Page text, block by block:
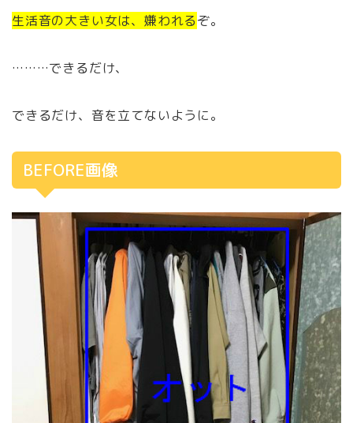
生活音の大きい女は、嫌われるぞ。
………できるだけ、
できるだけ、音を立てないように。
BEFORE画像